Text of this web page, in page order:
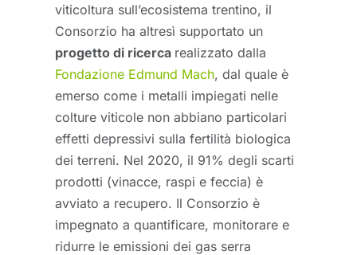
viticoltura sull’ecosistema trentino, il
Consorzio ha altresì supportato un
progetto di ricerca realizzato dalla
Fondazione Edmund Mach, dal quale è
emerso come i metalli impiegati nelle
colture viticole non abbiano particolari
effetti depressivi sulla fertilità biologica
dei terreni. Nel 2020, il 91% degli scarti
prodotti (vinacce, raspi e feccia) è
avviato a recupero. Il Consorzio è
impegnato a quantificare, monitorare e
ridurre le emissioni dei gas serra